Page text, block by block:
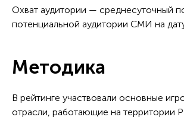
Охват аудитории — среднесуточный
потенциальной аудитории СМИ на
Методика
В рейтинге участвовали основные
отрасли, работающие на территории